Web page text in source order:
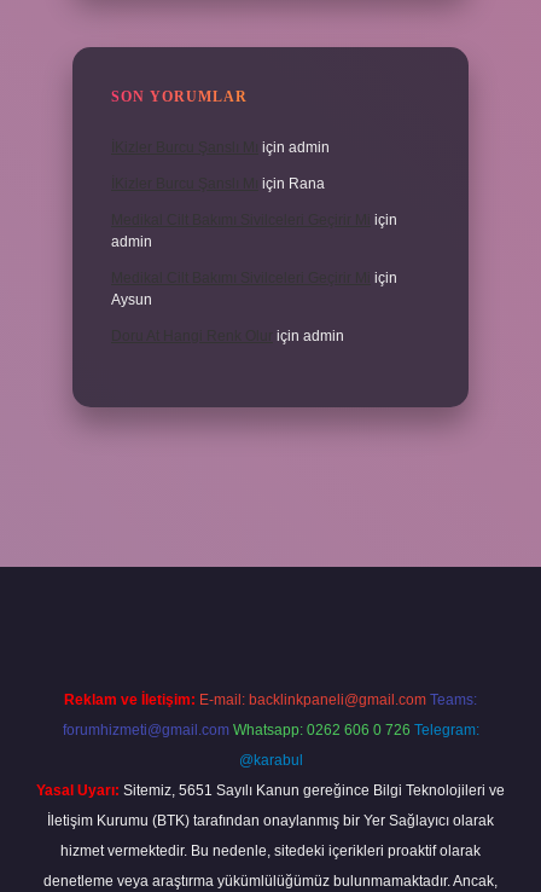
SON YORUMLAR
için admin
için Rana
için
admin
için
Aysun
için admin
Reklam ve İletişim: E-mail: backlinkpaneli@gmail.com Teams:
forumhizmeti@gmail.com Whatsapp: 0262 606 0 726 Telegram:
@karabul
Yasal Uyarı: Sitemiz, 5651 Sayılı Kanun gereğince Bilgi Teknolojileri ve
İletişim Kurumu (BTK) tarafından onaylanmış bir Yer Sağlayıcı olarak
hizmet vermektedir. Bu nedenle, sitedeki içerikleri proaktif olarak
denetleme veya araştırma yükümlülüğümüz bulunmamaktadır. Ancak,